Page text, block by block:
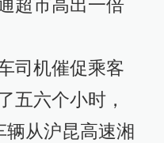
超市高出一倍
司机催促乘客
五六个小时，
从沪昆高速湘